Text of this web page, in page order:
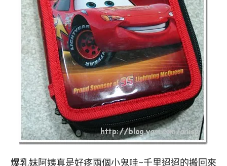
爆乳妹阿姨真是好疼兩個小鬼哇~千里迢迢的搬回來